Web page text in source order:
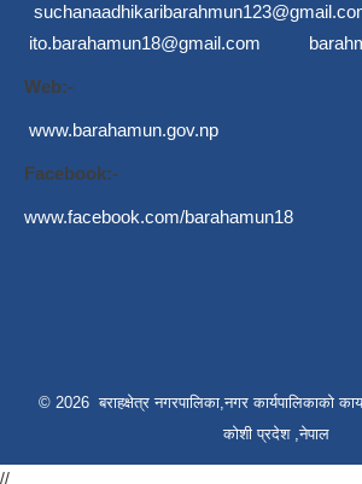
ito.barahamun18@gmail.com
Web:-
www.barahamun.gov.np
Facebook:-
www.facebook.com/barahamun18
© 2026 बराहक्षेत्र नगरपालिका,नगर कार्यपालिकाको
कोशी प्रदेश ,नेपाल
//